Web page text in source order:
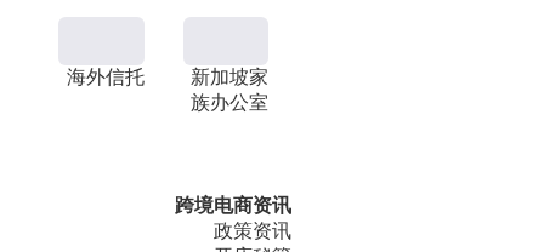
海外信托
新加坡家
族办公室
跨境电商资讯
政策资讯